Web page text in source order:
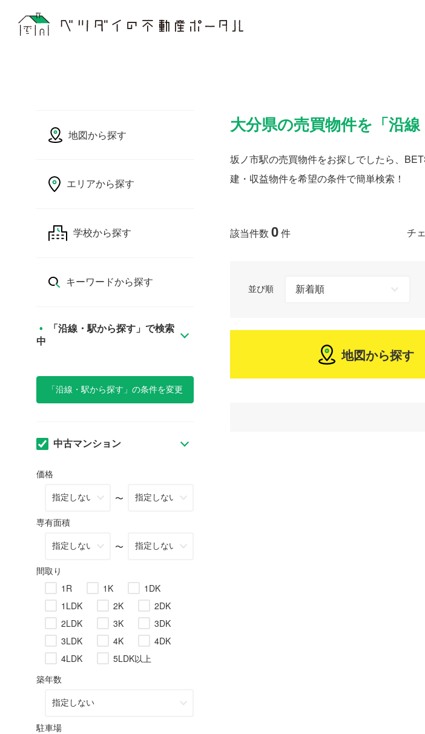
大分県の売買物件を「沿
坂ノ市駅の売買物件をお探しでしたら、
建・収益物件を希望の条件で簡単検索！
該当件数 0件 チ
並び順
地図から探す
地図から探す
エリアから探す
学校から探す
キーワードから探す
中
「沿線・駅から探す」の条件を変更
中古マンション
価格
〜
専有面積
〜
間取り
1R
1K
1DK
1LDK
2K
2DK
2LDK
3K
3DK
3LDK
4K
4DK
4LDK
5LDK以上
築年数
駐車場